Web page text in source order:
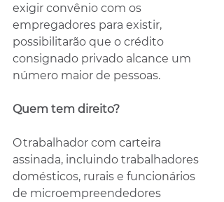
exigir convênio com os
empregadores para existir,
possibilitarão que o crédito
consignado privado alcance um
número maior de pessoas.
Quem tem direito?
O trabalhador com carteira
assinada, incluindo trabalhadores
domésticos, rurais e funcionários
de microempreendedores